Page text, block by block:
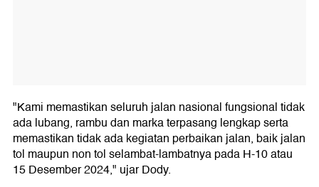
"Kami memastikan seluruh jalan nasional fungsional tidak
ada lubang, rambu dan marka terpasang lengkap serta
memastikan tidak ada kegiatan perbaikan jalan, baik jalan
tol maupun non tol selambat-lambatnya pada H-10 atau
15 Desember 2024," ujar Dody.